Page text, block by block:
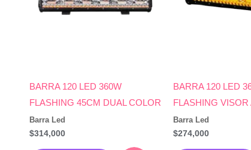
Barra Led
BARRA 120 LED 360W
FLASHING 45CM DUAL COLOR
$314,000
Barra Led
BARRA 120 LED
FLASHING VISOR
$274,000